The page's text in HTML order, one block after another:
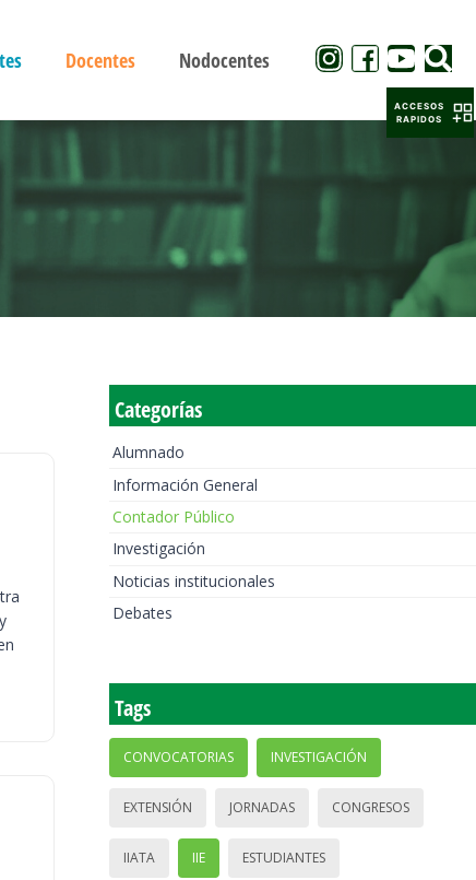
Docentes Nodocentes
Categorías
Alumnado
Información General
Contador Público
Investigación
Noticias institucionales
Debates
Tags
CONVOCATORIAS INVESTIGACIÓN
EXTENSIÓN JORNADAS CONGRESOS
IIATA IIE ESTUDIANTES
ACCESOS
RAPIDOS